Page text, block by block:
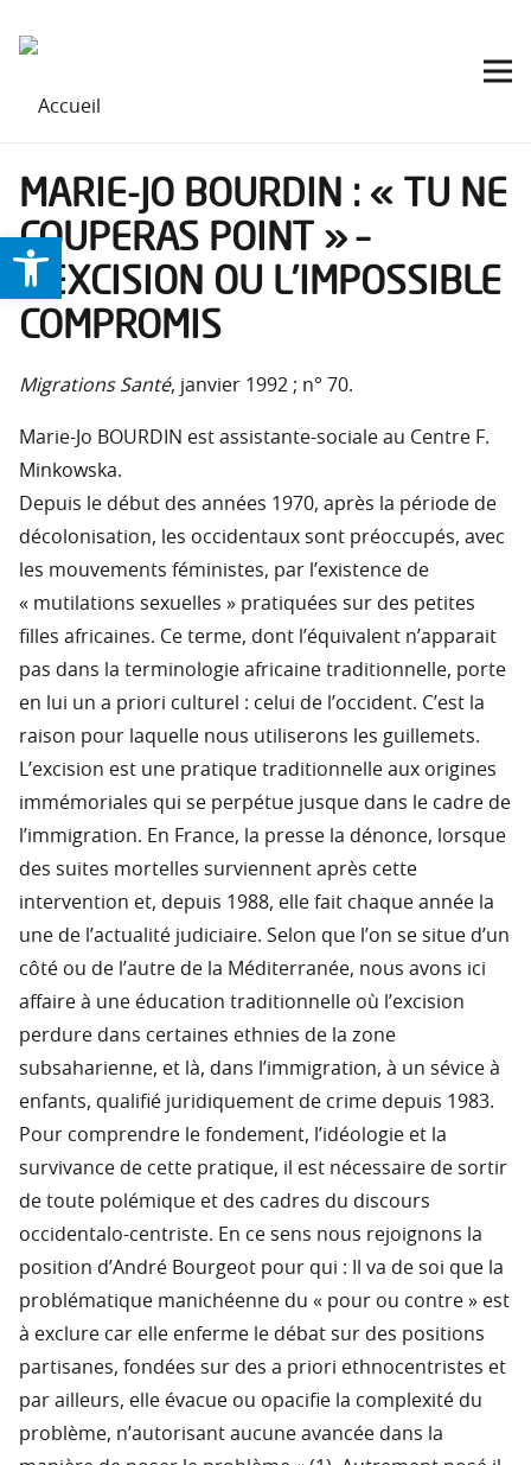
Ouvrir la barre d’outils
MARIE-JO BOURDIN : « TU NE
COUPERAS POINT » –
L’EXCISION OU L’IMPOSSIBLE
COMPROMIS
Migrations Santé, janvier 1992 ; n° 70.
Marie-Jo BOURDIN est assistante-sociale au Centre F.
Minkowska.
Depuis le début des années 1970, après la période de
décolonisation, les occidentaux sont préoccupés, avec
les mouvements féministes, par l’existence de
« mutilations sexuelles » pratiquées sur des petites
filles africaines. Ce terme, dont l’équivalent n’apparait
pas dans la terminologie africaine traditionnelle, porte
en lui un a priori culturel : celui de l’occident. C’est la
raison pour laquelle nous utiliserons les guillemets.
L’excision est une pratique traditionnelle aux origines
immémoriales qui se perpétue jusque dans le cadre de
l’immigration. En France, la presse la dénonce, lorsque
des suites mortelles surviennent après cette
intervention et, depuis 1988, elle fait chaque année la
une de l’actualité judiciaire. Selon que l’on se situe d’un
côté ou de l’autre de la Méditerranée, nous avons ici
affaire à une éducation traditionnelle où l’excision
perdure dans certaines ethnies de la zone
subsaharienne, et là, dans l’immigration, à un sévice à
enfants, qualifié juridiquement de crime depuis 1983.
Pour comprendre le fondement, l’idéologie et la
survivance de cette pratique, il est nécessaire de sortir
de toute polémique et des cadres du discours
occidentalo-centriste. En ce sens nous rejoignons la
position d’André Bourgeot pour qui : Il va de soi que la
problématique manichéenne du « pour ou contre » est
à exclure car elle enferme le débat sur des positions
partisanes, fondées sur des a priori ethnocentristes et
par ailleurs, elle évacue ou opacifie la complexité du
problème, n’autorisant aucune avancée dans la